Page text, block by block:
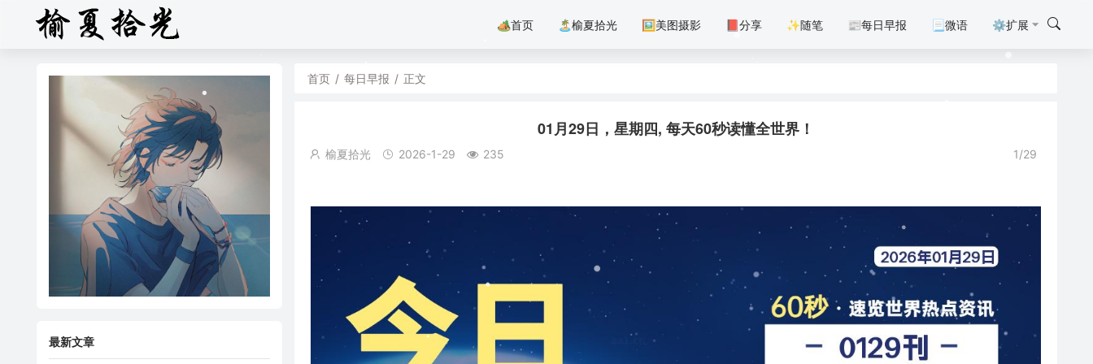
🏕首页 🏝️榆夏拾光 🖼美图摄影 📕分享 ✨随笔 📰每日早报 📃微语 ⚙扩展
首页 / 每日早报 / 正文
01月29日，星期四, 每天60秒读懂全世界！
榆夏拾光 2026-1-29 235 1/29
最新文章